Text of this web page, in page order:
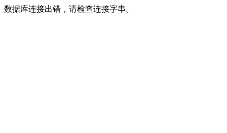
数据库连接出错，请检查连接字串。